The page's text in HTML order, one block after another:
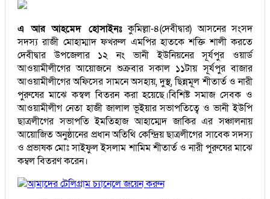
এ আর আহমেদ হোসাইনঃকুমিল্লা-৪(দেবীদ্বার) আসনের সংসদ
সদস্য রাজী মোহাম্মাদ ফখরুল এমপির হাতকে শক্তি শালী করতে
দেবীদ্বার উপজেলার ১২ নং ভানী ইউনিয়নের সূর্যপুর ওয়ার্ড
আওয়ামীলীগের আয়োজনে শুক্রবার সকাল ১১টায় সূর্যপুর বাজার
আওয়ামীলীগের অফিসের সামনে অসহায়, দুস্থ, ছিন্নমূল শীতার্ত ও নারী
পুরুষের মাঝে কস্বল বিতরন করা হয়েছে।বিশিষ্ট সমাজ সেবক ও
আওয়ামীলীগ নেতা হাজী জালাল ভূইয়ার সভাপতিত্বে ও ভানী ইউপি
ছাত্রলীগের সভাপতি ইমতিহাজ আহাম্মেদ জাকির এর সঞ্চালনায়
আয়োজিত অনুষ্ঠানের প্রধান অতিথি কেন্দ্রিয় ছাত্রলীগের সাবেক সদস্য
ও প্রভাষক মোঃ সাইফুল ইসলাম শামিম শীতার্ত ও নারী পুরুষের মাঝে
কম্বল বিতরণ করেন।
আমাদের টেলিগ্রাম চ্যানেলে জয়েন করুন